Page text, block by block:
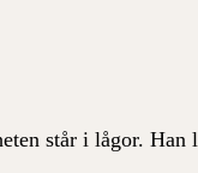
står i lågor. Han